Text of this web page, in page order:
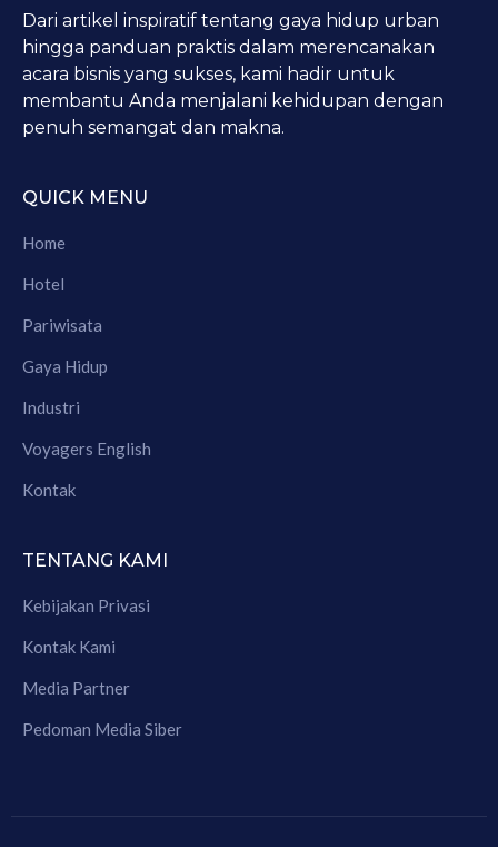
Dari artikel inspiratif tentang gaya hidup urban
hingga panduan praktis dalam merencanakan
acara bisnis yang sukses, kami hadir untuk
membantu Anda menjalani kehidupan dengan
penuh semangat dan makna.
QUICK MENU
Home
Hotel
Pariwisata
Gaya Hidup
Industri
Voyagers English
Kontak
TENTANG KAMI
Kebijakan Privasi
Kontak Kami
Media Partner
Pedoman Media Siber